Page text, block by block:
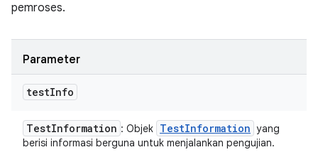
pemroses.
Parameter
testInfo
TestInformation : Objek TestInformation yang
berisi informasi berguna untuk menjalankan pengujian.